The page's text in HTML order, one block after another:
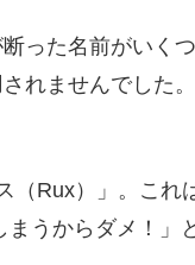
った名前がいく
れませんでした
（Rux）」。こ
うからダメ！」